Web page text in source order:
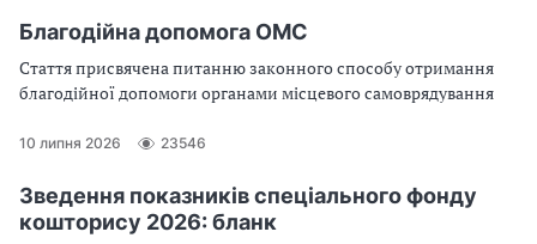
Благодійна допомога ОМС
Стаття присвячена питанню законного способу отримання
благодійної допомоги органами місцевого самоврядування
10 липня 2026 23546
Зведення показників спеціального фонду
кошторису 2026: бланк